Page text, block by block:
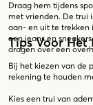
Draag hem tijdens
met vrienden. De trui
aan- en uit te trekken
een jeans en
dragen over een
Tips Voor Het
Bij het kiezen van de
rekening te houden
Kies een trui van